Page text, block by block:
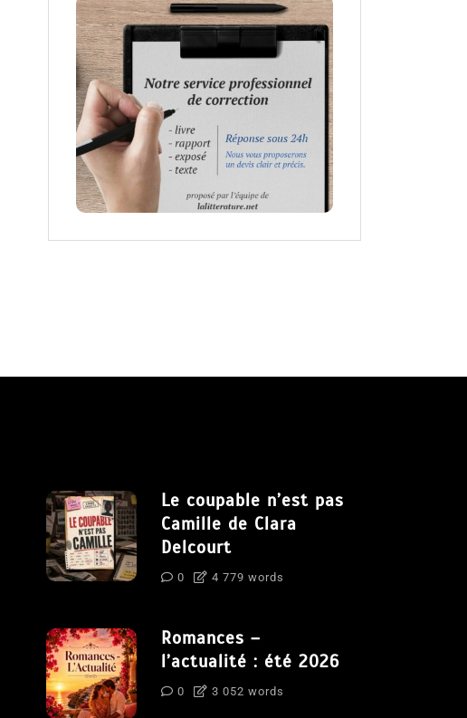
Le coupable n’est pas
Camille de Clara
Delcourt
0 4 779 words
Romances –
l’actualité : été 2026
0 3 052 words